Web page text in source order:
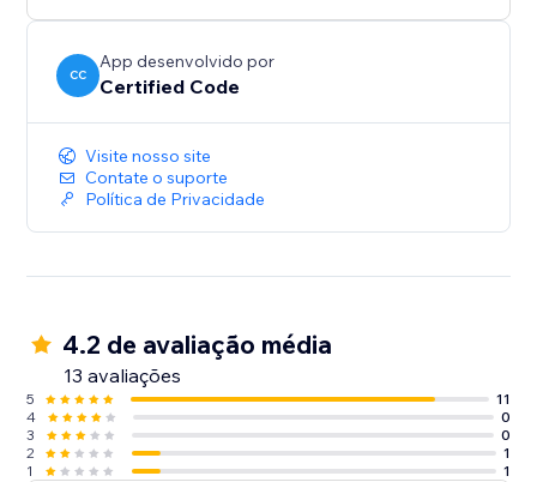
CC
App desenvolvido por
Certified Code
Visite nosso site
Contate o suporte
Política de Privacidade
4.2 de avaliação média
13 avaliações
5
11
4
0
3
0
2
1
1
1